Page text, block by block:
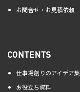
お問合せ・お見積依頼
CONTENTS
仕事場創りのアイデア集
お役立ち資料